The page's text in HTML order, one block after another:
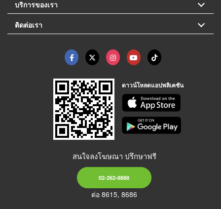
บริการของเรา
ติดต่อเรา
ดาวน์โหลดแอปพลิเคชัน
สนใจลงโฆษณา ปรึกษาฟรี
02-262-8888
ต่อ 8615, 8686